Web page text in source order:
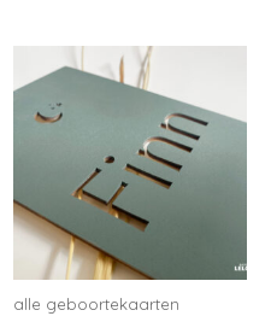
alle geboortekaarten